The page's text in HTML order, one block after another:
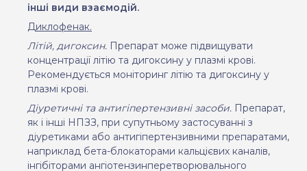
інші види взаємодій.
Диклофенак.
Літій, дигоксин. Препарат може підвищувати
концентрації літію та дигоксину у плазмі крові.
Рекомендується моніторинг літію та дигоксину у
плазмі крові.
Діуретичні та антигіпертензивні засоби. Препарат,
як і інші НПЗЗ, при супутньому застосуванні з
діуретиками або антигіпертензивними препаратами,
наприклад бета-блокаторами кальцієвих каналів,
інгібіторами ангіотензинперетворювального